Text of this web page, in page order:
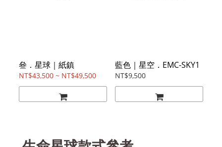
叄．星球｜紙鎮
NT$43,500 ~ NT$49,500
藍色｜星空．EMC-SKY1
NT$9,500